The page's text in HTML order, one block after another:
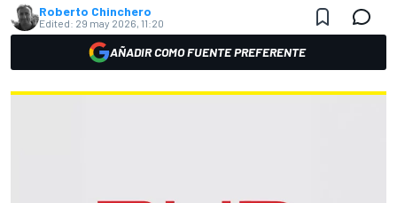
Roberto Chinchero
Edited: 29 may 2026, 11:20
AÑADIR COMO FUENTE PREFERENTE